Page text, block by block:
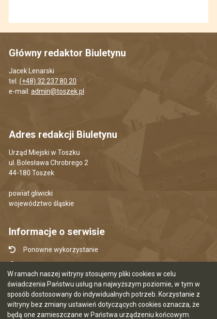
W ramach naszej witryny stosujemy pliki cookies w celu
świadczenia Państwu usług na najwyższym poziomie, w tym w
sposób dostosowany do indywidualnych potrzeb. Korzystanie z
witryny bez zmiany ustawień dotyczących cookies oznacza, że
będą one zamieszczane w Państwa urządzeniu końcowym.
Główny redaktor Biuletynu
Jacek Lenarski
tel. (+48) 32 237 80 20
e-mail: admin@toszek.pl
Adres redakcji Biuletynu
Urząd Miejski w Toszku
ul. Bolesława Chrobrego 2
44-180 Toszek
powiat gliwicki
województwo śląskie
Informacje o serwisie
Ponowne wykorzystanie
Mapa serwisu
Instrukcja obsługi
Statystyki oglądalności